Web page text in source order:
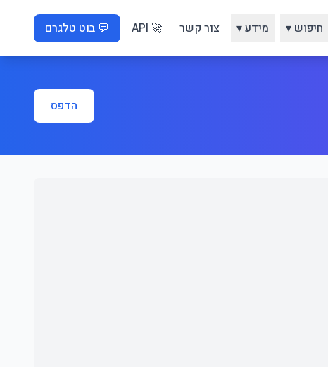
חיפוש ▾ מידע ▾ צור קשר 🚀 API 💬 בוט טלגרם
הדפס